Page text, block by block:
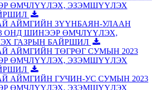
ӨМЧЛҮҮЛЭХ, ЭЗЭМШҮҮЛЭХ
АЙМГИЙН ЗҮҮНБАЯН-УЛААН
ОНД ШИНЭЭР ӨМЧЛҮҮЛЭХ,
ГАЗРЫН БАЙРШИЛ
АЙМГИЙН ТӨГРӨГ СУМЫН 2023
ӨМЧЛҮҮЛЭХ, ЭЗЭМШҮҮЛЭХ
АЙМГИЙН ГУЧИН-УС СУМЫН 2023
ӨМЧЛҮҮЛЭХ, ЭЗЭМШҮҮЛЭХ